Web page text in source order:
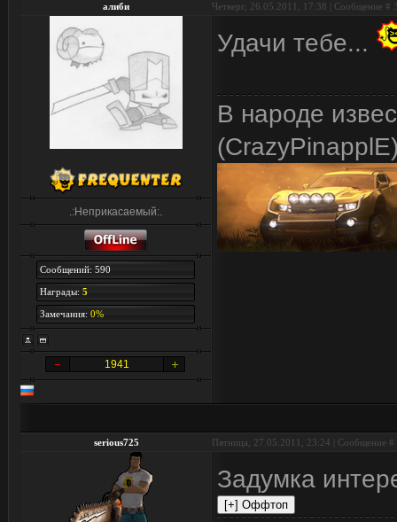
алиби Четверг, 26.05.2011, 17:38 | Сообщение #
.:Неприкасаемый:.
Сообщений: 590
Награды: 5
Замечания: 0%
1941
Удачи тебе...
В народе
serious725 Пятница, 27.05.2011, 23:24 | Сообщение #
Задумка